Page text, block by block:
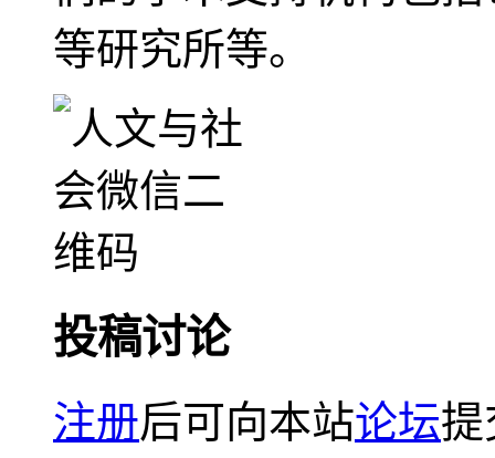
等研究所等。
投稿讨论
注册后可向本站论坛提